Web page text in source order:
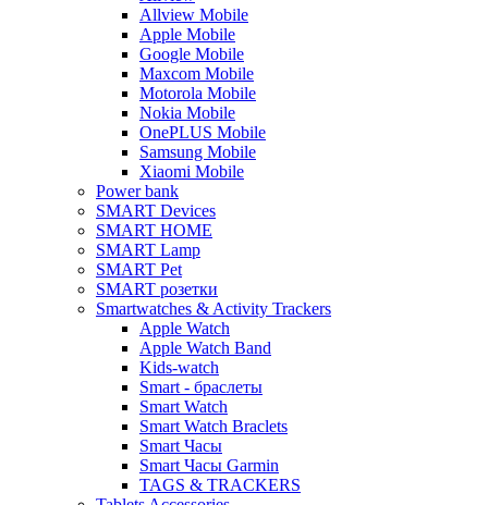
Allview Mobile
Apple Mobile
Google Mobile
Maxcom Mobile
Motorola Mobile
Nokia Mobile
OnePLUS Mobile
Samsung Mobile
Xiaomi Mobile
Power bank
SMART Devices
SMART HOME
SMART Lamp
SMART Pet
SMART розетки
Smartwatches & Activity Trackers
Apple Watch
Apple Watch Band
Kids-watch
Smart - браслеты
Smart Watch
Smart Watch Braclets
Smart Часы
Smart Часы Garmin
TAGS & TRACKERS